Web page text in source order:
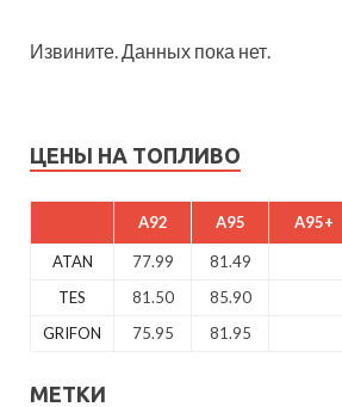
Извините. Данных пока нет.
ЦЕНЫ НА ТОПЛИВО
A92 A95 A95+
ATAN 77.99 81.49
TES
81.50 85.90
GRIFON
75.95 81.95
МЕТКИ